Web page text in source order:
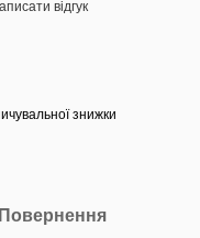
відгук
знижки
Повернення